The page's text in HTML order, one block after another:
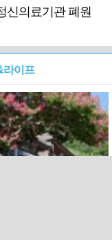
신의료기관 폐원
라이프